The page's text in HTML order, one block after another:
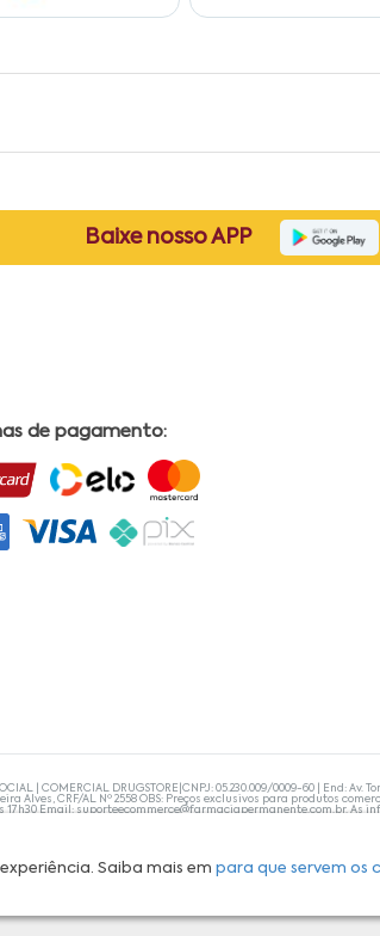
Saiba mais empara que servem os
Baixe nosso APP
de pagamento:
| COMERCIAL DRUGSTORE|CNPJ: 05.230.009/0009-60 | End: Av.
Alves, CRF/AL Nº 2558 OBS: Preços exclusivos para produtos
17h30 Email: suporteecommerce@farmaciapermanente.com.br. As
orientações de um profissional da área médica. Apenas o
persistirem, um médico deve ser consultado. A Farmácia
compras com tranquilidade. A privacidade e a segurança dos
disponibilidade de produto em nosso estoque.